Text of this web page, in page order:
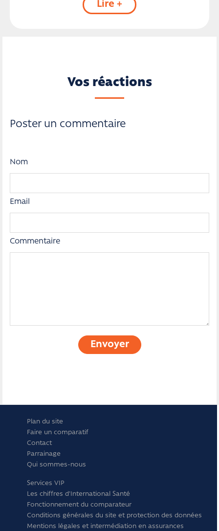
Lire +
Vos réactions
Poster un commentaire
Nom
Email
Commentaire
Envoyer
Plan du site
Faire un comparatif
Contact
Parrainage
Qui sommes-nous
Services VIP
Les chiffres d'International Santé
Fonctionnement du comparateur
Conditions générales du site et protection des données
Mentions légales et intermédiation en assurances